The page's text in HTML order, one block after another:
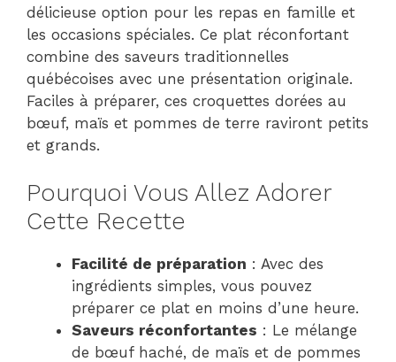
délicieuse option pour les repas en famille et
les occasions spéciales. Ce plat réconfortant
combine des saveurs traditionnelles
québécoises avec une présentation originale.
Faciles à préparer, ces croquettes dorées au
bœuf, maïs et pommes de terre raviront petits
et grands.
Pourquoi Vous Allez Adorer
Cette Recette
Facilité de préparation : Avec des
ingrédients simples, vous pouvez
préparer ce plat en moins d’une heure.
Saveurs réconfortantes : Le mélange
de bœuf haché, de maïs et de pommes